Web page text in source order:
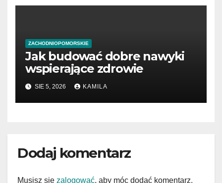
ZACHODNIOPOMORSKIE
Jak budować dobre nawyki
wspierające zdrowie
SIE 5, 2026 KAMILA
Dodaj komentarz
Musisz się zalogować, aby móc dodać komentarz.